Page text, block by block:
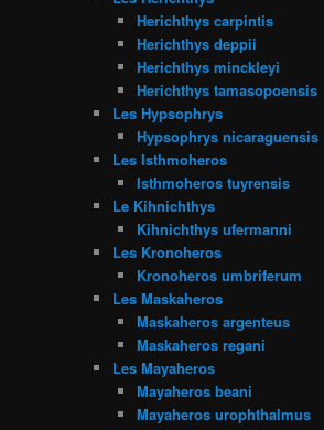
Herichthys carpintis
Herichthys deppii
Herichthys minckleyi
Herichthys tamasopoensis
Les Hypsophrys
Hypsophrys nicaraguensis
Les Isthmoheros
Isthmoheros tuyrensis
Le Kihnichthys
Kihnichthys ufermanni
Les Kronoheros
Kronoheros umbriferum
Les Maskaheros
Maskaheros argenteus
Maskaheros regani
Les Mayaheros
Mayaheros beani
Mayaheros urophthalmus